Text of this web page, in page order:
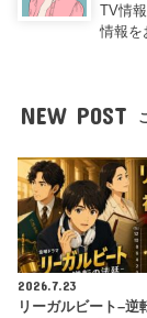
TV情
情報を
NEW POST
2026.7.23
リーガルビート–逆